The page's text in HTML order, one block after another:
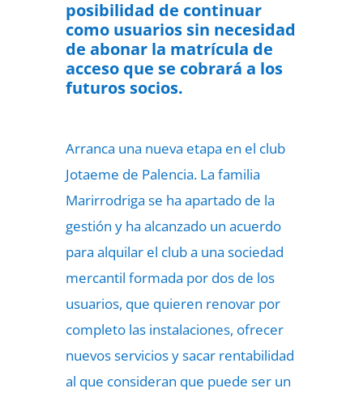
posibilidad de continuar
como usuarios sin necesidad
de abonar la matrícula de
acceso que se cobrará a los
futuros socios.
Arranca una nueva etapa en el club
Jotaeme de Palencia. La familia
Marirrodriga se ha apartado de la
gestión y ha alcanzado un acuerdo
para alquilar el club a una sociedad
mercantil formada por dos de los
usuarios, que quieren renovar por
completo las instalaciones, ofrecer
nuevos servicios y sacar rentabilidad
al que consideran que puede ser un